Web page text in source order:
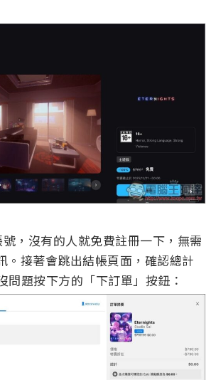
，沒有的人就免費註冊一下，無需
。接著會跳出結帳頁面，確認總計
問題按下方的「下訂單」按鈕：